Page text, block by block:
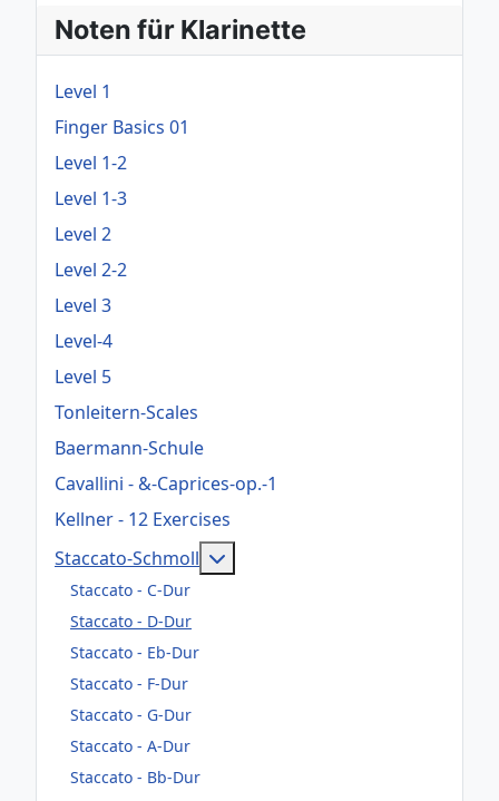
Noten für Klarinette
Level 1
Finger Basics 01
Level 1-2
Level 1-3
Level 2
Level 2-2
Level 3
Level-4
Level 5
Tonleitern-Scales
Baermann-Schule
Cavallini - &-Caprices-op.-1
Kellner - 12 Exercises
Staccato-Schmoll
Staccato - C-Dur
Staccato - D-Dur
Staccato - Eb-Dur
Staccato - F-Dur
Staccato - G-Dur
Staccato - A-Dur
Staccato - Bb-Dur